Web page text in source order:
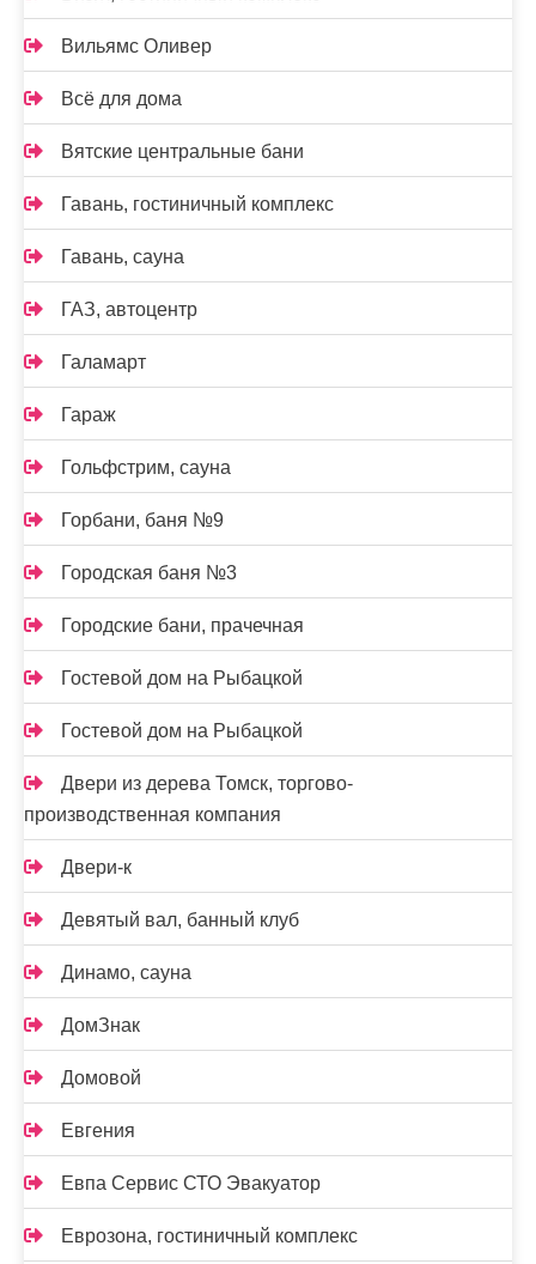
Вильямс Оливер
Всё для дома
Вятские центральные бани
Гавань, гостиничный комплекс
Гавань, сауна
ГАЗ, автоцентр
Галамарт
Гараж
Гольфстрим, сауна
Горбани, баня №9
Городская баня №3
Городские бани, прачечная
Гостевой дом на Рыбацкой
Гостевой дом на Рыбацкой
Двери из дерева Томск, торгово-
производственная компания
Двери-к
Девятый вал, банный клуб
Динамо, сауна
ДомЗнак
Домовой
Евгения
Евпа Сервис СТО Эвакуатор
Еврозона, гостиничный комплекс